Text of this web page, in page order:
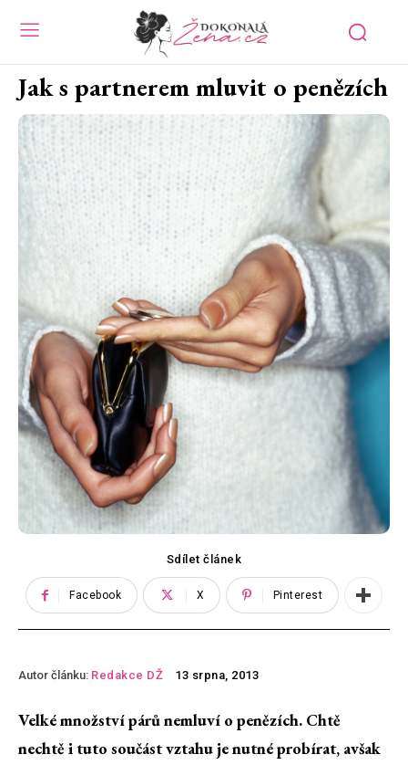
Jak s partnerem mluvit o penězích
Sdílet článek
Facebook X Pinterest
Autor článku: Redakce DŽ 13 srpna, 2013
Velké množství párů nemluví o penězích. Chtě
nechtě i tuto součást vztahu je nutné probírat, avšak